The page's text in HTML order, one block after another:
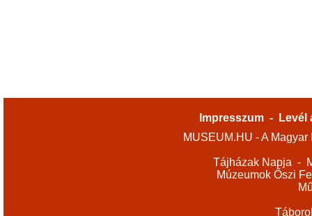
Impresszum -
Levél
MUSEUM.HU - A
Tájházak Napja -
Múzeumok Őszi